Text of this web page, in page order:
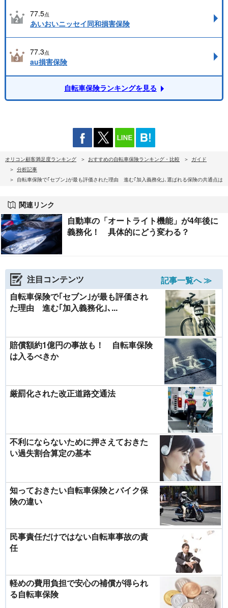
77.5点
あいおいニッセイ同和損害保険
77.3点
au損害保険
自転車保険ランキングを見る
オリコン顧客満足度ランキング おすすめの自転車保険ランキング・比較
ガイド
分析記事
自転車保険で｢セブン｣が最も評価された理由 進む｢加入義務化｣､選ばれる保険の共通点は
関連リンク
自動車の「オートライト機能」が4年後に
義務化！ 具体的にどう変わる？
注目コンテンツ
記事一覧へ ≫
自転車保険で｢セブン｣が最も評価され
た理由 進む｢加入義務化｣､...
賠償額約1億円の事故も！ 自転車保険
は入るべきか
厳罰化された改正道路交通法
不利にならないために押さえておきた
い過失割合算定の基本
知っておきたい自転車保険とバイク保
険の違い
民事責任だけではない自転車事故の責
任
軽めの費用負担で安心の補償が得られ
る自転車保険